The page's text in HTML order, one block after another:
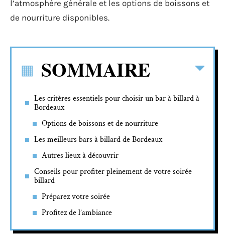
l’atmosphère générale et les options de boissons et
de nourriture disponibles.
SOMMAIRE
Les critères essentiels pour choisir un bar à billard à
Bordeaux
Options de boissons et de nourriture
Les meilleurs bars à billard de Bordeaux
Autres lieux à découvrir
Conseils pour profiter pleinement de votre soirée
billard
Préparez votre soirée
Profitez de l’ambiance